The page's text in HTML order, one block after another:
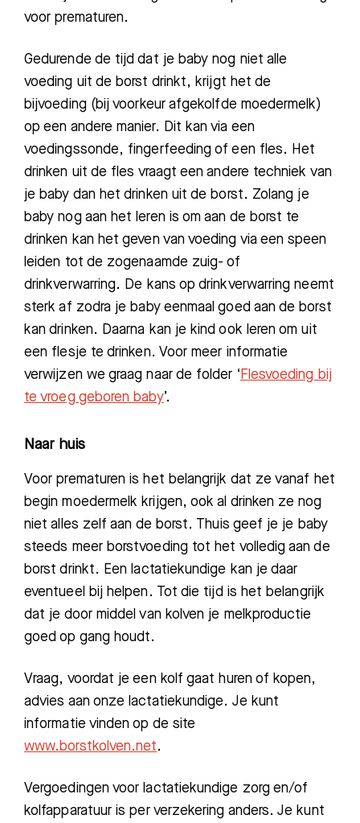
voor prematuren.
Gedurende de tijd dat je baby nog niet alle
voeding uit de borst drinkt, krijgt het de
bijvoeding (bij voorkeur afgekolfde moedermelk)
op een andere manier. Dit kan via een
voedingssonde, fingerfeeding of een fles. Het
drinken uit de fles vraagt een andere techniek van
je baby dan het drinken uit de borst. Zolang je
baby nog aan het leren is om aan de borst te
drinken kan het geven van voeding via een speen
leiden tot de zogenaamde zuig- of
drinkverwarring. De kans op drinkverwarring neemt
sterk af zodra je baby eenmaal goed aan de borst
kan drinken. Daarna kan je kind ook leren om uit
een flesje te drinken. Voor meer informatie
verwijzen we graag naar de folder ‘Flesvoeding bij
te vroeg geboren baby’.
Naar huis
Voor prematuren is het belangrijk dat ze vanaf het
begin moedermelk krijgen, ook al drinken ze nog
niet alles zelf aan de borst. Thuis geef je je baby
steeds meer borstvoeding tot het volledig aan de
borst drinkt. Een lactatiekundige kan je daar
eventueel bij helpen. Tot die tijd is het belangrijk
dat je door middel van kolven je melkproductie
goed op gang houdt.
Vraag, voordat je een kolf gaat huren of kopen,
advies aan onze lactatiekundige. Je kunt
informatie vinden op de site
www.borstkolven.net.
Vergoedingen voor lactatiekundige zorg en/of
kolfapparatuur is per verzekering anders. Je kunt